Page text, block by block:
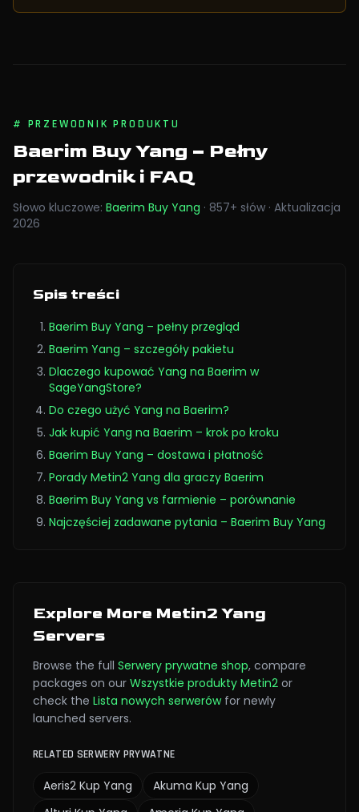
# PRZEWODNIK PRODUKTU
Baerim Buy Yang – Pełny
przewodnik i FAQ
Słowo kluczowe: Baerim Buy Yang · 857+ słów · Aktualizacja
2026
Spis treści
Baerim Buy Yang – pełny przegląd
Baerim Yang – szczegóły pakietu
Dlaczego kupować Yang na Baerim w
SageYangStore?
Do czego użyć Yang na Baerim?
Jak kupić Yang na Baerim – krok po kroku
Baerim Buy Yang – dostawa i płatność
Porady Metin2 Yang dla graczy Baerim
Baerim Buy Yang vs farmienie – porównanie
Najczęściej zadawane pytania – Baerim Buy Yang
Explore More Metin2 Yang
Servers
Browse the full Serwery prywatne shop, compare
packages on our Wszystkie produkty Metin2 or
check the Lista nowych serwerów for newly
launched servers.
RELATED SERWERY PRYWATNE
Aeris2 Kup Yang Akuma Kup Yang